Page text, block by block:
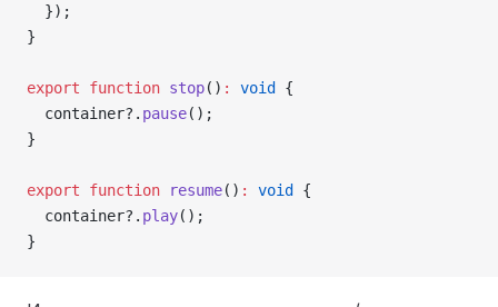
  });
}
export function stop() : void
{
  container?.
pause();
}
export function resume() : void
{
  container?.
play();
}